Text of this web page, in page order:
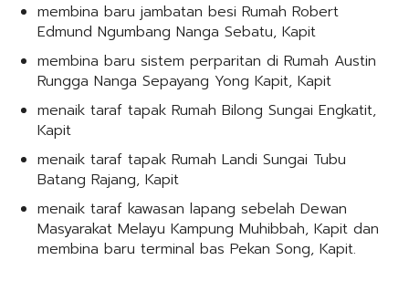
membina baru jambatan besi Rumah Robert
Edmund Ngumbang Nanga Sebatu, Kapit
membina baru sistem perparitan di Rumah Austin
Rungga Nanga Sepayang Yong Kapit, Kapit
menaik taraf tapak Rumah Bilong Sungai Engkatit,
Kapit
menaik taraf tapak Rumah Landi Sungai Tubu
Batang Rajang, Kapit
menaik taraf kawasan lapang sebelah Dewan
Masyarakat Melayu Kampung Muhibbah, Kapit dan
membina baru terminal bas Pekan Song, Kapit.